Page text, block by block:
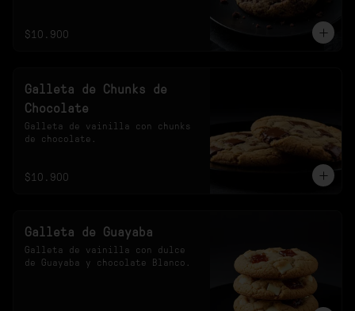
$10.900
Galleta de Chunks de
Chocolate
Galleta de vainilla con chunks
de chocolate.
$10.900
Galleta de Guayaba
Galleta de vainilla con dulce
de Guayaba y chocolate Blanco.